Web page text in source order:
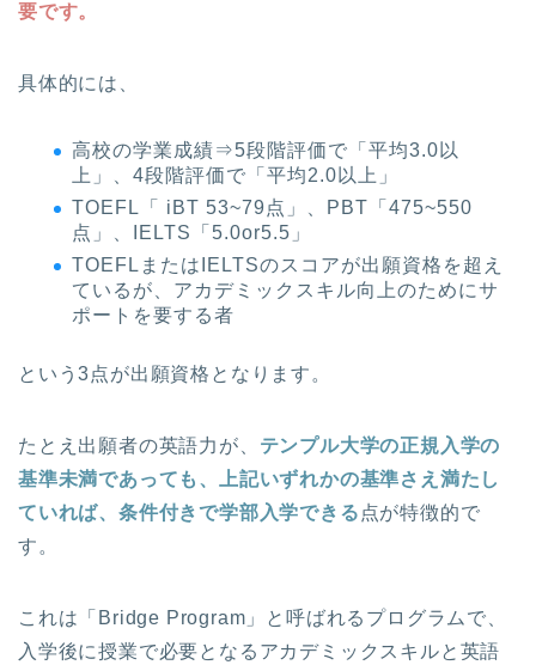
要です。
具体的には、
高校の学業成績⇒5段階評価で「平均3.0以
上」、4段階評価で「平均2.0以上」
TOEFL「 iBT 53~79点」、PBT「475~550
点」、IELTS「5.0or5.5」
TOEFLまたはIELTSのスコアが出願資格を超え
ているが、アカデミックスキル向上のためにサ
ポートを要する者
という3点が出願資格となります。
たとえ出願者の英語力が、 テンプル大学の正規入学の
基準未満であっても、上記いずれかの基準さえ満たし
ていれば、条件付きで学部入学できる 点が特徴的で
す。
これは「Bridge Program」と呼ばれるプログラムで、
入学後に授業で必要となるアカデミックスキルと英語